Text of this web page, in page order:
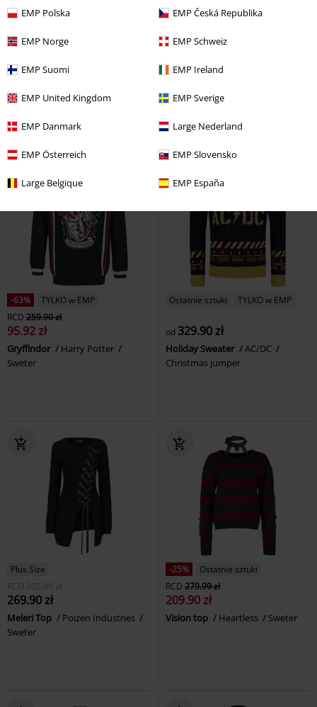
EMP Polska EMP Česká Republika
EMP Norge EMP Schweiz
EMP Suomi EMP Ireland
EMP United Kingdom EMP Sverige
EMP Danmark Large Nederland
EMP Österreich EMP Slovensko
Large Belgique EMP España
RCD 301.90 zł
139.90 zł
Honeydukes
Christmas jumper
119.90 zł
Ho Ho Ho
Sweater
Christmas jumper
-63%
TYLKO w EMP
RCD 259.90 zł
95.92 zł
Gryffindor
Harry Potter
Sweter
Ostatnie sztuki TYLKO w EMP
od 329.90 zł
Holiday Sweater
AC/DC
Christmas jumper
Plus Size
RCD 300.99 zł
269.90 zł
Meleri Top
Poizen Industries
Sweter
-25%
Ostatnie sztuki
RCD 279.99 zł
209.90 zł
Vision top Heartless Sweter